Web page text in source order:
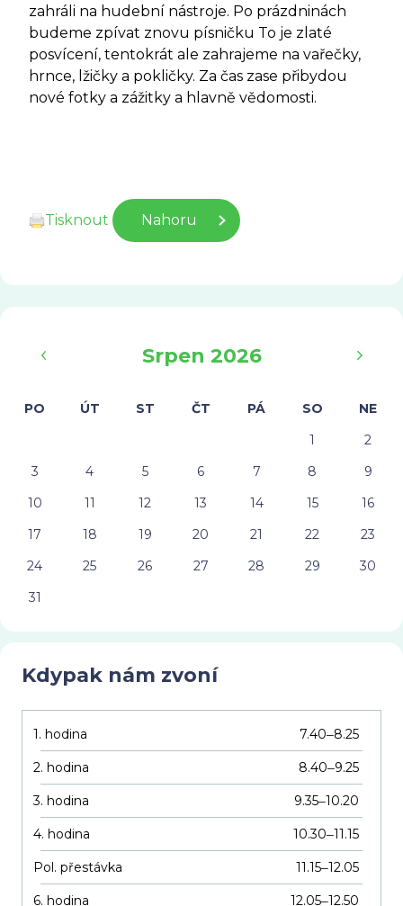
zahráli na hudební nástroje. Po prázdninách
budeme zpívat znovu písničku To je zlaté
posvícení, tentokrát ale zahrajeme na vařečky,
hrnce, lžičky a pokličky. Za čas zase přibydou
nové fotky a zážitky a hlavně vědomosti.
Tisknout Nahoru
Srpen 2026
PO ÚT ST ČT PÁ SO
NE
1
2
3
4 5 6 7 8
9
10
11 12 13 14 15
16
17
18 19 20 21 22
23
24
25 26 27 28 29
30
31
Kdypak nám zvoní
1. hodina 7.40–8.25
2. hodina 8.40–9.25
3. hodina 9.35–10.20
4. hodina 10.30–11.15
Pol. přestávka 11.15–12.05
6. hodina 12.05–12.50